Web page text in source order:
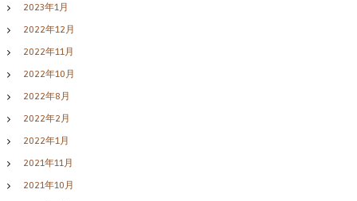
2023年1月
2022年12月
2022年11月
2022年10月
2022年8月
2022年2月
2022年1月
2021年11月
2021年10月